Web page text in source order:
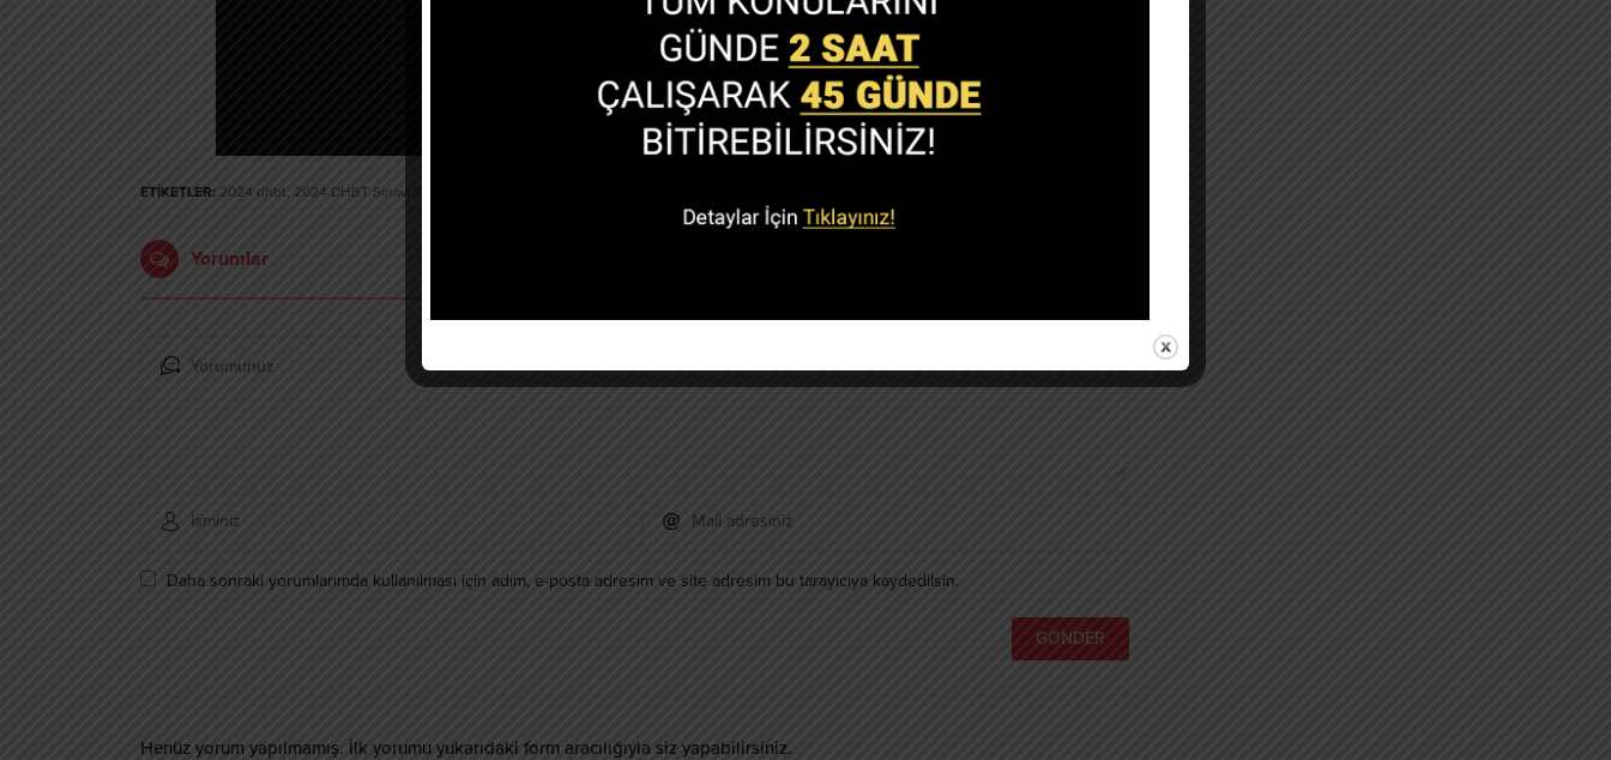
ETİKETLER: 2024 dhbt 2024 DHBT Sınavı 70 puan kaç net?
Yorumlar
Daha sonraki yorumlarımda kullanılması için adım, e-posta adresim ve site adresim bu tarayıcıya kaydedilsin.
Henüz yorum yapılmamış. İlk yorumu yukarıdaki form aracılığıyla siz yapabilirsiniz.